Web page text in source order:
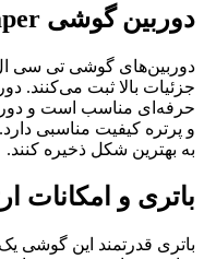
دوربین گوشی TC‌L 40 NxtPaper
جزئیات بالا ثبت می‌کنند.
حرفه‌ای مناسب است و
و پرتره کیفیت مناسبی
به بهترین شکل ذخیره کنند.
باتری و امکانات
باتری قدرتمند این گوشی